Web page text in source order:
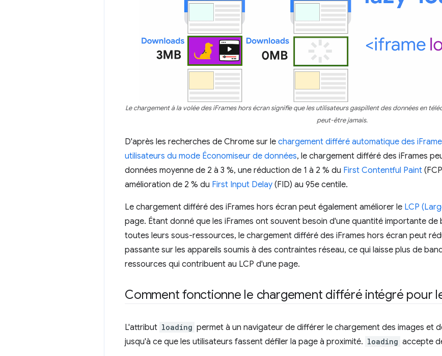
Le chargement à la volée des iFrames hors écran signifie que les utilisateurs gaspillent des données en
peut-être jamais.
D'après les recherches de Chrome sur le chargement différé automatique des
utilisateurs du mode Économiseur de données, le chargement différé des iFrames
données moyenne de 2 à 3 %, une réduction de 1 à 2 % du First Contentful Paint
amélioration de 2 % du First Input Delay (FID) au 95e centile.
Le chargement différé des iFrames hors écran peut également améliorer le LCP
page. Étant donné que les iFrames ont souvent besoin d'une quantité importante
toutes leurs sous-ressources, le chargement différé des iFrames hors écran peut
passante sur les appareils soumis à des contraintes réseau, ce qui laisse plus de
ressources qui contribuent au LCP d'une page.
Comment fonctionne le chargement différé intégré pour
L'attribut loading permet à un navigateur de différer le chargement des images et
jusqu'à ce que les utilisateurs fassent défiler la page à proximité. loading accepte